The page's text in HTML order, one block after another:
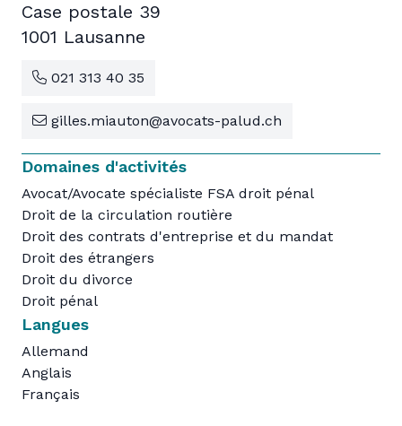
Case postale 39
1001 Lausanne
021 313 40 35
gilles.miauton@avocats-palud.ch
Domaines d'activités
Avocat/Avocate spécialiste FSA droit pénal
Droit de la circulation routière
Droit des contrats d'entreprise et du mandat
Droit des étrangers
Droit du divorce
Droit pénal
Langues
Allemand
Anglais
Français